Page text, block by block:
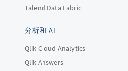
Talend Data Fabric
分析和 AI
Qlik Cloud Analytics
Qlik Answers